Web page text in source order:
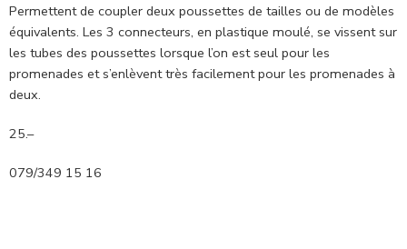
Permettent de coupler deux poussettes de tailles ou de modèles
équivalents. Les 3 connecteurs, en plastique moulé, se vissent sur
les tubes des poussettes lorsque l’on est seul pour les
promenades et s’enlèvent très facilement pour les promenades à
deux.
25.–
079/349 15 16